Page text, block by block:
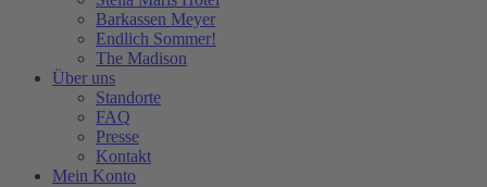
Barkassen Meyer
Endlich Sommer!
The Madison
Über uns
Standorte
FAQ
Presse
Kontakt
Mein Konto